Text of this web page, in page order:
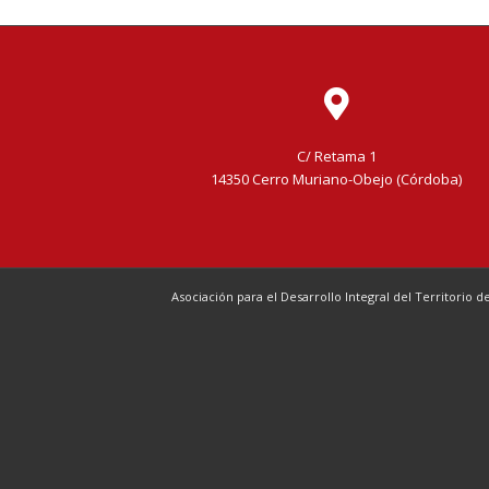
C/ Retama 1
14350 Cerro Muriano-Obejo (Córdoba)
Asociación para el Desarrollo Integral del Territorio